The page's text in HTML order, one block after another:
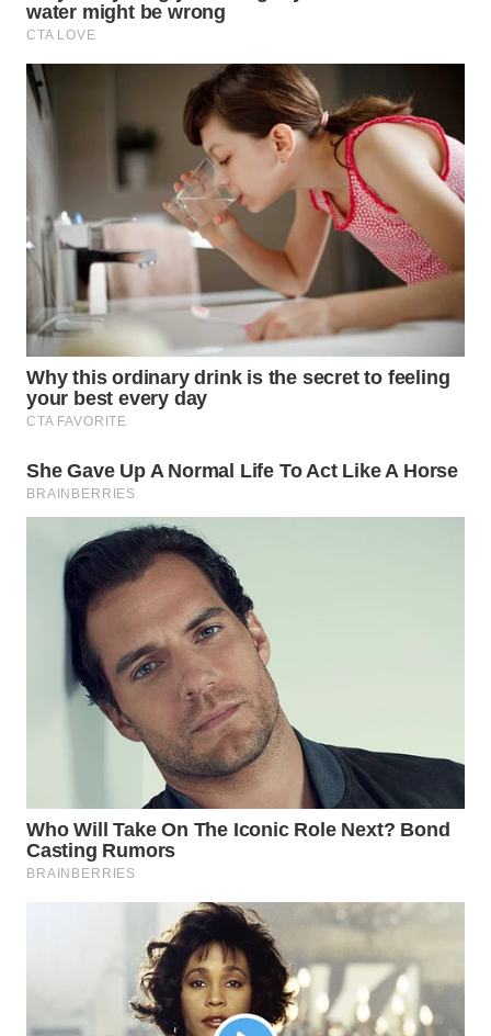
BINJAI
CIREBON
INDRAMAYU
WN
KUNINGAN
WN
MAJALENGKA
WN
SUBANG
WN
WN
PURWAKARTA
WN
PRIANGAN
TIMUR
WN
SOLO
MADURA